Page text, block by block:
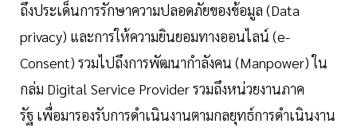
ถึงประเด็นการรักษาความปลอดภัยของข้อมูล (Data
privacy) และการให้ความยินยอมทางออนไลน์ (e-
Consent) รวมไปถึงการพัฒนากำลังคน (Manpower) ใน
กล่ม Digital Service Provider รวมถึงหน่วยงานภาค
รัฐ เพื่อมารองรับการดำเนินงานตามกลยุทธ์การดำเนินงาน